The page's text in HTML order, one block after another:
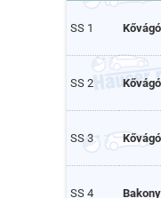
SS 1
SS 2
SS 3
SS 4